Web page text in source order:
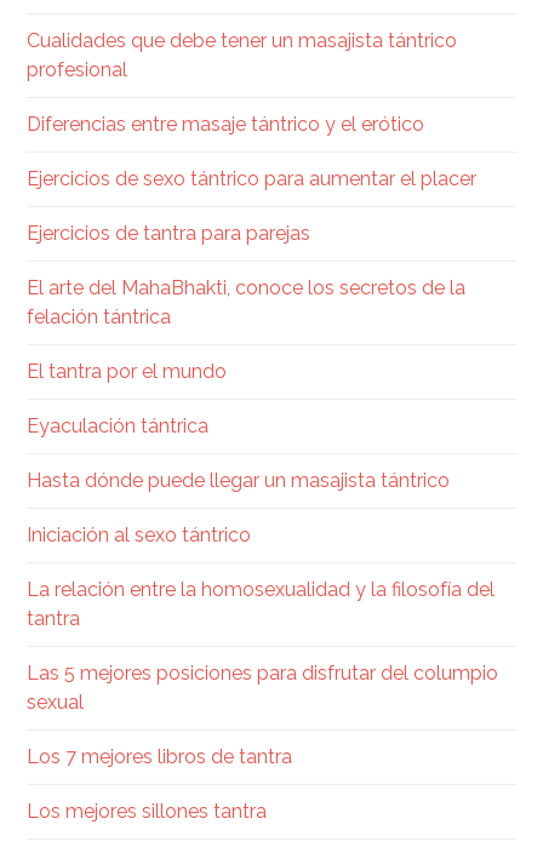
Cualidades que debe tener un masajista tántrico
profesional
Diferencias entre masaje tántrico y el erótico
Ejercicios de sexo tántrico para aumentar el placer
Ejercicios de tantra para parejas
El arte del MahaBhakti, conoce los secretos de la
felación tántrica
El tantra por el mundo
Eyaculación tántrica
Hasta dónde puede llegar un masajista tántrico
Iniciación al sexo tántrico
La relación entre la homosexualidad y la filosofía del
tantra
Las 5 mejores posiciones para disfrutar del columpio
sexual
Los 7 mejores libros de tantra
Los mejores sillones tantra